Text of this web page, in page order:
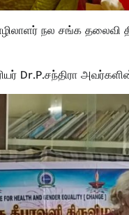
நல சங்க தலைவி
Dr.P.சந்திரா